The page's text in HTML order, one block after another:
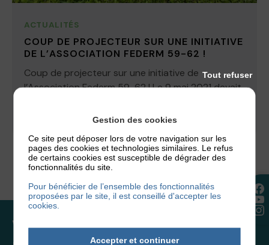
ACTUALITÉS
COUP DE PROJECTEUR SUR UNE INITIATIVE
DE L’ASSOCIATION FEDERM 59-62 !
Coup de projecteur sur une initiative de
l’Association Federm 59-62 ! Le 9 mai 2021 devait
Vous souhaitez rejoindre
Gestion des cookies
Ce site peut déposer lors de votre navigation sur les
pages des cookies et technologies similaires. Le refus
de certains cookies est susceptible de dégrader des
fonctionnalités du site.
Pour bénéficier de l’ensemble des fonctionnalités
proposées par le site, il est conseillé d'accepter les
cookies.
Accepter et continuer
Tout refuser